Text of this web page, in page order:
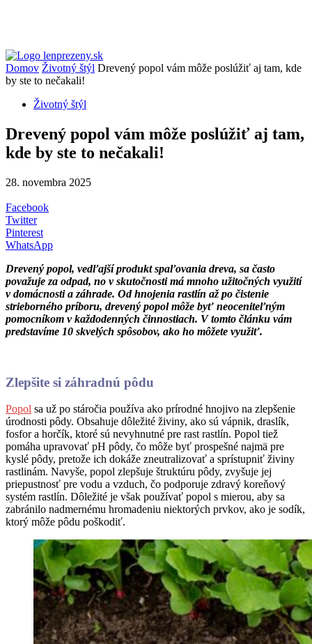
Domov Životný štýl Drevený popol vám môže poslúžiť aj tam, kde
by ste to nečakali!
Životný štýl
Drevený popol vám môže poslúžiť aj tam,
kde by ste to nečakali!
28. novembra 2025
Facebook
Twitter
Pinterest
WhatsApp
Drevený popol, vedľajší produkt spaľovania dreva, sa často
považuje za odpad, no v skutočnosti má mnoho užitočných využití
v domácnosti a záhrade. Od hnojenia rastlín až po čistenie
strieborného príboru, drevený popol môže byť neoceniteľným
pomocníkom v každodenných činnostiach. V tomto článku vám
predstavíme 10 skvelých spôsobov, ako ho môžete využiť.
Zlepšite si záhradnú pôdu
Popol sa už po stáročia používa ako prírodné hnojivo na zlepšenie
úrodnosti pôdy. Obsahuje dôležité živiny, ako sú vápnik, draslík,
fosfor a horčík, ktoré sú nevyhnutné pre rast rastlín. Popol tiež
pomáha upravovať pH pôdy, čo môže byť prospešné najmä pre
kyslé pôdy, pretože ich dokáže zneutralizovať a sprístupniť živiny
rastlinám. Navyše, popol zlepšuje štruktúru pôdy, zvyšuje jej
priepustnosť pre vodu a vzduch, čo podporuje zdravý koreňový
systém rastlín. Dôležité je však používať popol s mierou, aby sa
zabránilo nadmernému hromadeniu niektorých prvkov, ako je sodík,
ktorý môže pôdu poškodiť.